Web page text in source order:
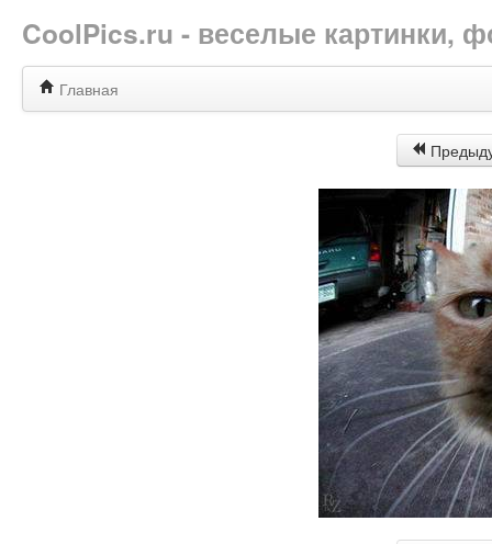
CoolPics.ru - веселые картинки,
Главная